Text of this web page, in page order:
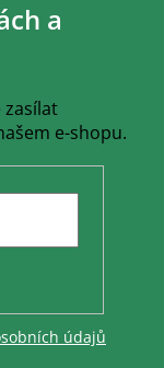
a
zasílat
e-shopu.
údajů